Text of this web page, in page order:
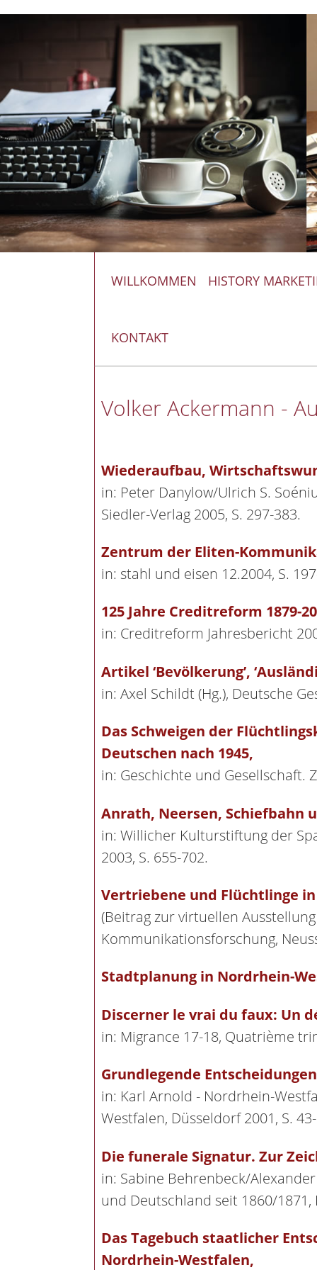
WILLKOMMEN HISTORY
KONTAKT
Volker Ackermann -
Wiederaufbau,
in: Peter Danylow/Ulrich S.
Siedler-Verlag 2005, S. 297-383.
Zentrum der Eliten-
in: stahl und eisen 12.2004, S.
125 Jahre Creditreform 1879-
in: Creditreform Jahresbericht
Artikel ‘Bevölkerung’,
in: Axel Schildt (Hg.), Deutsche
Das Schweigen der
Deutschen nach 1945,
in: Geschichte und Gesellschaft.
Anrath, Neersen, Schiefbahn
in: Willicher Kulturstiftung der
2003, S. 655-702.
Vertriebene und Flüchtlinge
(Beitrag zur virtuellen
Kommunikationsforschung,
Stadtplanung in Nordrhein-
Discerner le vrai du faux: Un
in: Migrance 17-18, Quatrième
Grundlegende
in: Karl Arnold - Nordrhein-
Westfalen, Düsseldorf 2001, S.
Die funerale Signatur. Zur
in: Sabine Behrenbeck/
und Deutschland seit 1860/
Das Tagebuch staatlicher
Nordrhein-Westfalen,